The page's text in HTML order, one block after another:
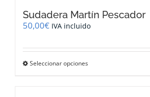
Sudadera Martín Pescador
50,00€ IVA incluido
Seleccionar opciones